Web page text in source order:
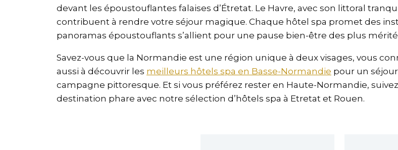
devant les époustouflantes falaises d’Étretat. Le Havre, avec son littoral
contribuent à rendre votre séjour magique. Chaque hôtel spa promet des
panoramas époustouflants s’allient pour une pause bien-être des plus
Savez-vous que la Normandie est une région unique à deux visages, vous
aussi à découvrir les meilleurs hôtels spa en Basse-Normandie pour un
campagne pittoresque. Et si vous préférez rester en Haute-Normandie,
destination phare avec notre sélection d’hôtels spa à Etretat et Rouen.